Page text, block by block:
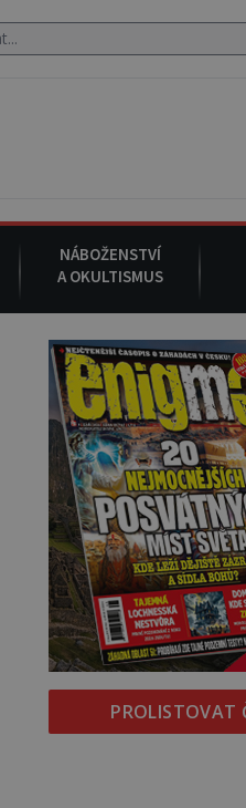
na ulici zavolá taxi, nasedne
NÁBOŽENSTVÍ
A OKULTISMUS
PROLISTOVAT